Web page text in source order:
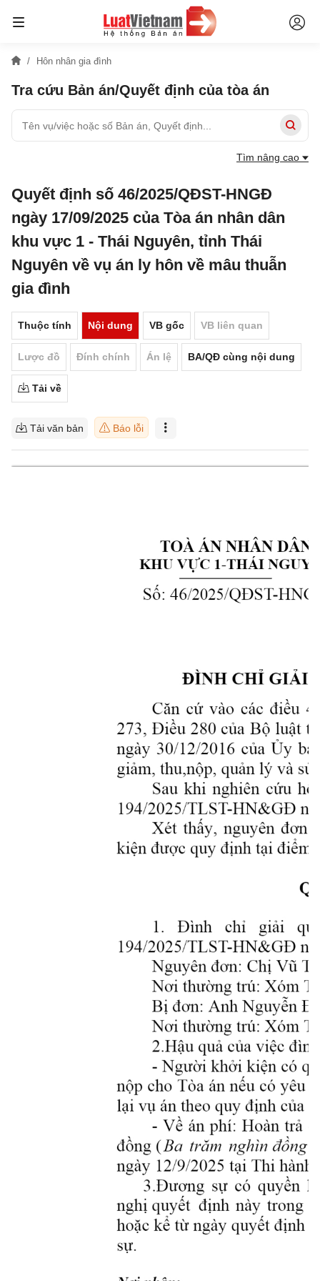
Hôn nhân gia đình
Tra cứu Bản án/Quyết định của tòa án
Tìm nâng cao
Quyết định số 46/2025/QĐST-HNGĐ
ngày 17/09/2025 của Tòa án nhân dân
khu vực 1 - Thái Nguyên, tỉnh Thái
Nguyên về vụ án ly hôn về mâu thuẫn
gia đình
Thuộc tính Nội dung VB gốc VB liên quan
Lược đồ Đính chính Án lệ BA/QĐ cùng nội dung
Tải về
Tải văn bản Báo lỗi